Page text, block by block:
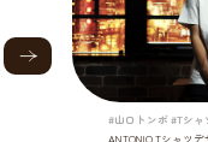
#山口トンボ #Tシャ
ANTONIO Tシャツデ